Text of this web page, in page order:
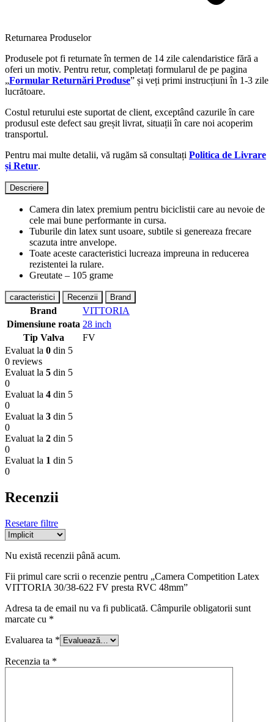
Returnarea Produselor
Produsele pot fi returnate în termen de 14 zile calendaristice fără a
oferi un motiv. Pentru retur, completați formularul de pe pagina
„Formular Returnări Produse” și veți primi instrucțiuni în 1-3 zile
lucrătoare.
Costul returului este suportat de client, exceptând cazurile în care
produsul este defect sau greșit livrat, situații în care noi acoperim
transportul.
Pentru mai multe detalii, vă rugăm să consultați Politica de Livrare
și Retur.
Descriere
Camera din latex premium pentru biciclistii care au nevoie de
cele mai bune performante in cursa.
Tuburile din latex sunt usoare, subtile si genereaza frecare
scazuta intre anvelope.
Toate aceste caracteristici lucreaza impreuna in reducerea
rezistentei la rulare.
Greutate – 105 grame
caracteristici Recenzii Brand
Brand
VITTORIA
Dimensiune roata 28 inch
Tip Valva
FV
Evaluat la 0 din 5
0 reviews
Evaluat la 5 din 5
0
Evaluat la 4 din 5
0
Evaluat la 3 din 5
0
Evaluat la 2 din 5
0
Evaluat la 1 din 5
0
Recenzii
Resetare filtre
Nu există recenzii până acum.
Fii primul care scrii o recenzie pentru „Camera Competition Latex
VITTORIA 30/38-622 FV presta RVC 48mm”
Adresa ta de email nu va fi publicată. Câmpurile obligatorii sunt
marcate cu *
Evaluarea ta *
Recenzia ta *